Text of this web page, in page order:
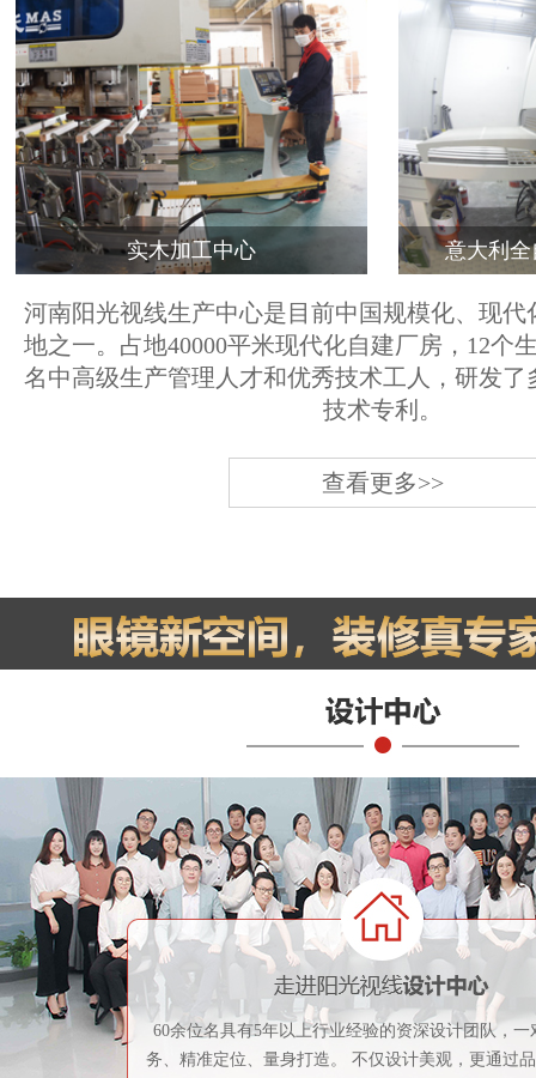
实木加工中心 意大利
河南阳光视线生产中心是目前中国规模化、现代
地之一。占地40000平米现代化自建厂房，12个
名中高级生产管理人才和优秀技术工人，研发了
技术专利。
查看更多>>
60余位名具有5年以上行业经验的资深设计团队，一
务、精准定位、量身打造。 不仅设计美观，更通过